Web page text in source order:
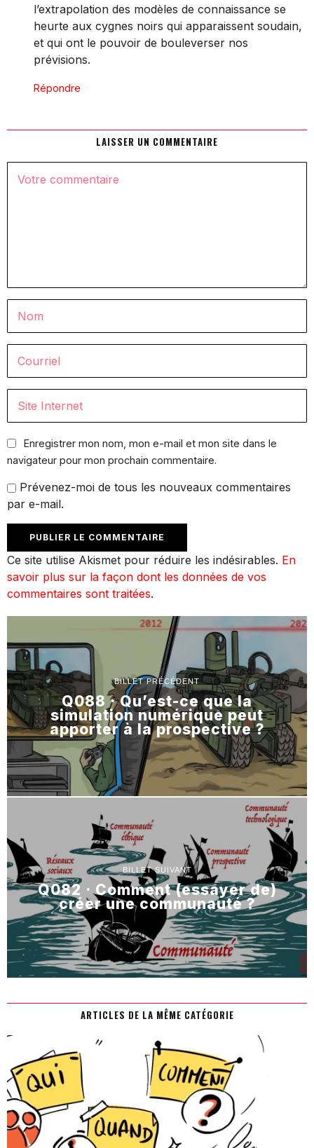
l’extrapolation des modèles de connaissance se
heurte aux cygnes noirs qui apparaissent soudain,
et qui ont le pouvoir de bouleverser nos
prévisions.
Répondre
LAISSER UN COMMENTAIRE
Enregistrer mon nom, mon e-mail et mon site dans le
navigateur pour mon prochain commentaire.
Prévenez-moi de tous les nouveaux commentaires
par e-mail.
Ce site utilise Akismet pour réduire les indésirables. En
savoir plus sur la façon dont les données de vos
commentaires sont traitées.
BILLET PRÉCÉDENT
Q088 · Qu’est-ce que la
simulation numérique peut
apporter à la prospective ?
BILLET SUIVANT
Q082 · Comment (essayer de)
créer une communauté ?
ARTICLES DE LA MÊME CATÉGORIE